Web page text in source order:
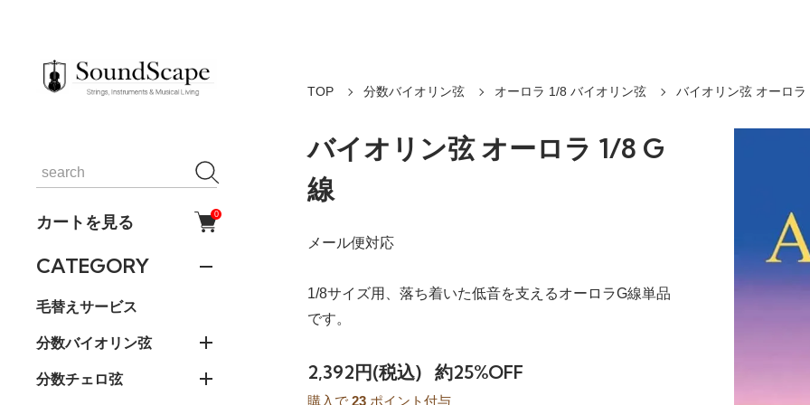
カートを見る 0
CATEGORY
毛替えサービス
分数バイオリン弦
分数チェロ弦
TOP 分数バイオリン弦 オーロラ 1/8 バイオリン弦 バイオリン弦 オーロラ
バイオリン弦 オーロラ 1/8 G
線
メール便対応
1/8サイズ用、落ち着いた低音を支えるオーロラG線単品
です。
2,392円(税込) 約25%OFF
購入で 23 ポイント付与